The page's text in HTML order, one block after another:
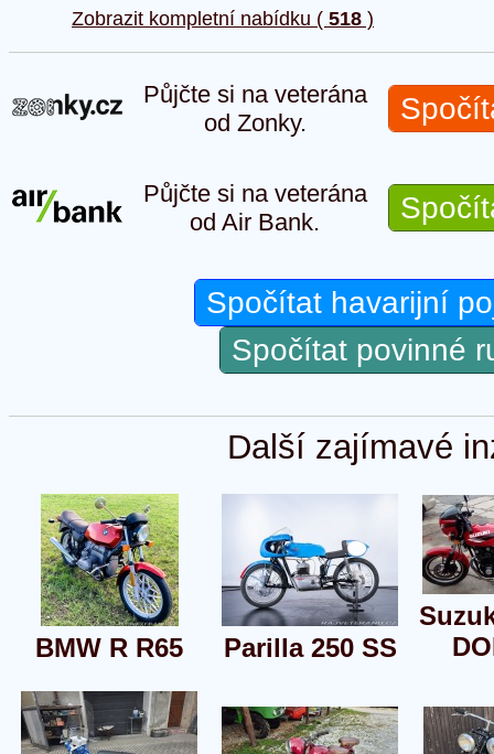
Zobrazit kompletní nabídku ( 518 )
Půjčte si na veterána
od Zonky.
Půjčte si na veterána
od Air Bank.
Spočítat havarijní
Spočítat povinné
Další zajímavé
BMW R R65 Parilla 250 SS